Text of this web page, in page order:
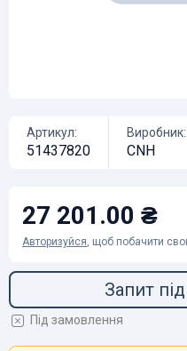
Артикул:
51437820
Виробник:
CNH
27 201.00 ₴
Авторизуйся, щоб побачити
Запит
Під замовлення